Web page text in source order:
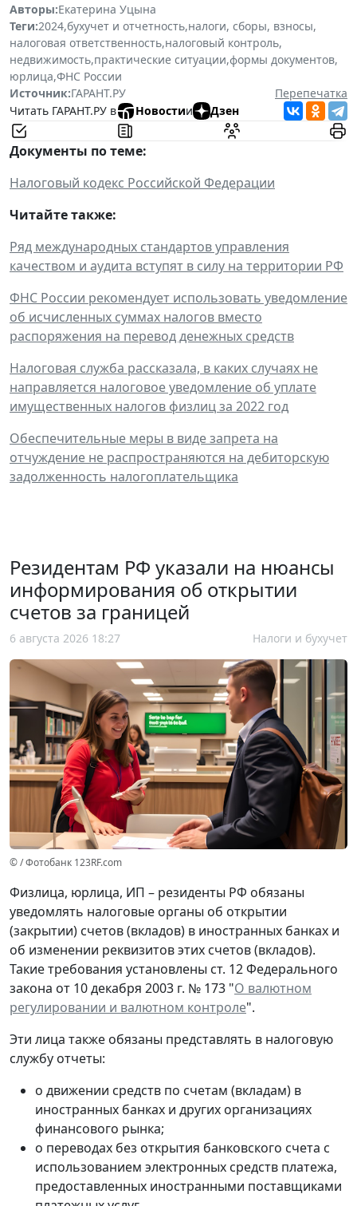
Авторы:Екатерина Уцына
Теги:2024,бухучет и отчетность,налоги, сборы, взносы,
налоговая ответственность,налоговый контроль,
недвижимость,практические ситуации,формы документов,
юрлица,ФНС России
Источник:ГАРАНТ.РУ
Перепечатка
Читать ГАРАНТ.РУ в
Новостии Дзен
Документы по теме:
Налоговый кодекс Российской Федерации
Читайте также:
Ряд международных стандартов управления
качеством и аудита вступят в силу на территории РФ
ФНС России рекомендует использовать уведомление
об исчисленных суммах налогов вместо
распоряжения на перевод денежных средств
Налоговая служба рассказала, в каких случаях не
направляется налоговое уведомление об уплате
имущественных налогов физлиц за 2022 год
Обеспечительные меры в виде запрета на
отчуждение не распространяются на дебиторскую
задолженность налогоплательщика
Резидентам РФ указали на нюансы
информирования об открытии
счетов за границей
6 августа 2026 18:27 Налоги и бухучет
© / Фотобанк 123RF.com
Физлица, юрлица, ИП – резиденты РФ обязаны
уведомлять налоговые органы об открытии
(закрытии) счетов (вкладов) в иностранных банках и
об изменении реквизитов этих счетов (вкладов).
Такие требования установлены ст. 12 Федерального
закона от 10 декабря 2003 г. № 173 "О валютном
регулировании и валютном контроле".
Эти лица также обязаны представлять в налоговую
службу отчеты:
о движении средств по счетам (вкладам) в
иностранных банках и других организациях
финансового рынка;
о переводах без открытия банковского счета с
использованием электронных средств платежа,
предоставленных иностранными поставщиками